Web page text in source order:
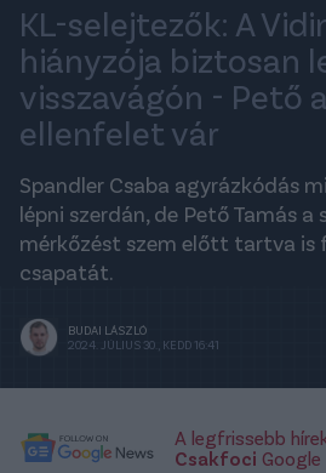
KL-selejtezők: A
hiányzója biztosan
visszavágón - Pető
ellenfelet vár
Spandler Csaba agyrázkódás
lépni szerdán, de Pető Tamás
mérkőzést szem előtt tartva is
csapatát.
BUDAI LÁSZLÓ
2024. JÚLIUS 30., KEDD 16:41
A legfrissebb
Csakfoci